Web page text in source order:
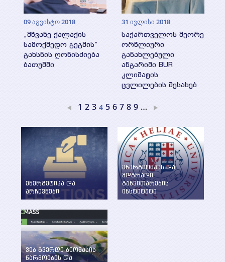
09 აგვისტო 2018
„მწვანე ქალაქის
სამოქმედო გეგმის“
გახსნის ღონისძიება
ბათუმში
31 ივლისი 2018
საქართველოს მეორე
ორწლიური
განახლებული
ანგარიში BUR
კლიმატის
ცვლილების შესახებ
1 2 3 4 5 6 7 8 9 …
ენერგეტიკა და
არჩევნები
ენერგეტიკის
საკითხების განხილვა
პერიოდში
ენერგეტიკის და
მდგრადი
განვითარების
ინსტიტუტი
WEG-მა დააფუძნა
ვებ გვერდი ბიომასის
წარმოების და